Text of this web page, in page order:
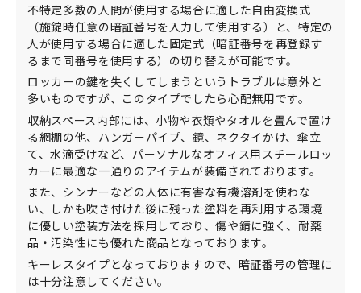
不特定多数の人間が使用する場合に適した自由変換式
（施錠時任意の暗証番号を入力して使用する）と、特定の
人が使用する場合に適した固定式（暗証番号を再登録す
るまで同番号を使用する）の切り替えが可能です。
ロッカーの鍵を失くしてしまうというトラブルは意外と
多いものですが、このタイプでしたら心配無用です。
収納スペース内部には、小物や衣類やタオルを畳んで置け
る網棚の他、ハンガーパイプ、鏡、ネクタイかけ、傘立
て、水滴受けなど、パーソナルなオフィス用スチールロッ
カーに最適な一通りのアイテムが装備されております。
また、シンナーなどの人体に有害な有機溶剤を使わな
い、しかも吹き付けた後に残った塗料を再利用する環境
に優しい塗装方法を採用しており、傷や錆に強く、耐薬
品・汚染性にも優れた商品となっております。
キーレスタイプとなっておりますので、暗証番号の管理に
は十分注意してください。